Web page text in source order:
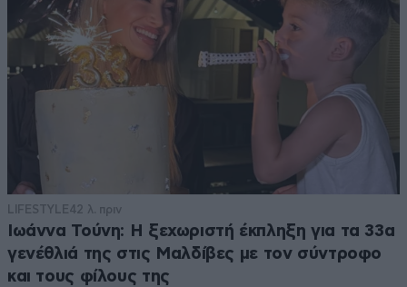
LIFESTYLE42 λ. πριν
Ιωάννα Τούνη: Η ξεχωριστή έκπληξη για τα 33α
γενέθλιά της στις Μαλδίβες με τον σύντροφο
και τους φίλους της